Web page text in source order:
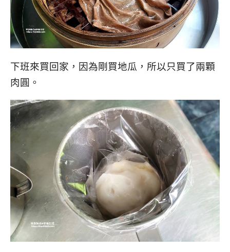
下班來買回家， 因為剛買地瓜，所以只買了兩顆
肉圓。